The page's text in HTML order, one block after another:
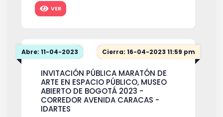
VER
Abre: 11-04-2023 Cierra: 16-04-2023 11:59 pm
INVITACIÓN PÚBLICA MARATÓN DE
ARTE EN ESPACIO PÚBLICO, MUSEO
ABIERTO DE BOGOTÁ 2023 -
CORREDOR AVENIDA CARACAS -
IDARTES